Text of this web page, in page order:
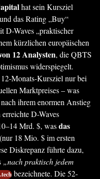
hat sein Kursziel
das Rating „Buy“
D-Waves „praktischer
kürzlichen europäischen
12 Analysten, die QBTS
widerspiegelt.
Monats-Kursziel nur bei
Marktpreises – was
ihrem enormen Anstieg
D-Waves
Mrd. $, wasdas
(nur 18 Mio. $ im ersten
Diskrepanz führte dazu,
„nach praktisch jedem
bezeichnete. Die 52-